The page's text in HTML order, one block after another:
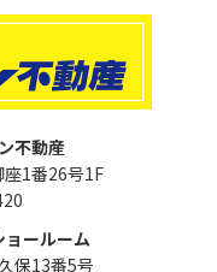
不動産
座1番26号1F
ョールーム
保13番5号